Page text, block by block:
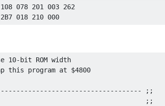
078 201 003 262
10-bit ROM width
this program at $4800
;;
;;